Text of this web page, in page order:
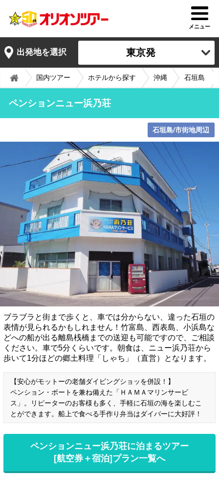
メニュー
出発地を選択 東京発
国内ツアー ホテルから探す 沖縄 石垣島
ペンションニュー浜乃荘
石垣島/市街地周辺
ブラブラと街まで歩くと、車では分からない、違った石垣の
表情が見られるかもしれません！竹富島、西表島、小浜島な
どへの船が出る離島桟橋までの送迎も可能ですので、ご相談
ください。車で5分くらいです。朝食は、ニュー浜乃荘から
歩いて1分ほどの郷土料理「しゃち」（直営）となります。
【安心がモットーの老舗ダイビングショッを併設！】
ペンション・ボートを兼ね備えた「ＨＡＭＡマリンサービ
ス」。リピーターのお客様も多く、手軽に石垣の海を楽しむこ
とができます。船上で食べる手作り弁当はダイバーに大好評！
ペンションニュー浜乃荘に泊まるツアー
[航空券＋宿泊]プラン一覧へ